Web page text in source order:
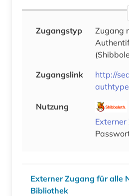
Zugangstyp
Zugang
Zugangslink
http://
Nutzung
Externer Zugang für alle
Bibliothek